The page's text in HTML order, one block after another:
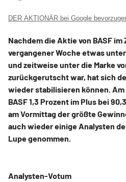
DER AKTIONÄR bei Google
Nachdem die Aktie von BASF
vergangener Woche etwas
und zeitweise unter die Marke
zurückgerutscht war, hat sich
wieder stabilisieren können.
BASF 1,3 Prozent im Plus bei
am Vormittag der größte
auch wieder einige Analysten
Lupe genommen.
Analysten-Votum